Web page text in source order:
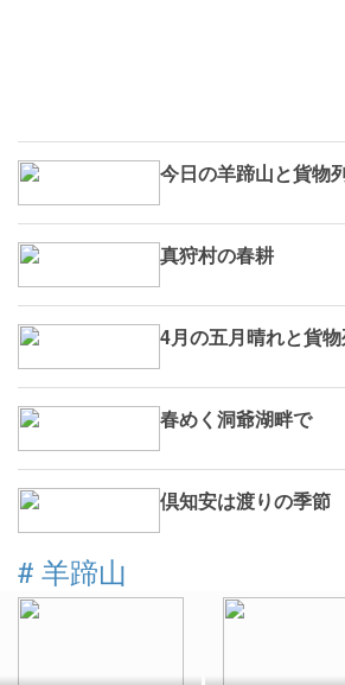
今日の羊蹄山と貨物
真狩村の春耕
4月の五月晴れと貨
春めく洞爺湖畔で
倶知安は渡りの季節
# 羊蹄山